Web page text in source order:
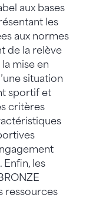
aux bases
les
aux normes
de la relève
mise en
situation
sportif et
critères
Enfin, les
ressources